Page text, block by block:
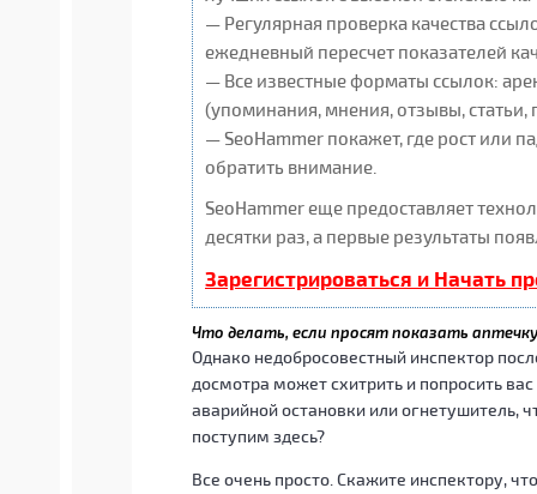
— Регулярная проверка качества
ежедневный пересчет показателей
— Все известные форматы ссылок:
(упоминания, мнения, отзывы, статьи,
— SeoHammer покажет, где рост или
обратить внимание.
SeoHammer еще предоставляет
десятки раз, а первые результаты
Зарегистрироваться и Начать
Что делать, если просят показать
Однако недобросовестный инспектор
досмотра может схитрить и попросить
аварийной остановки или огнетушитель,
поступим здесь?
Все очень просто. Скажите инспектору,